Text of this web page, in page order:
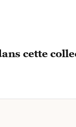
cette